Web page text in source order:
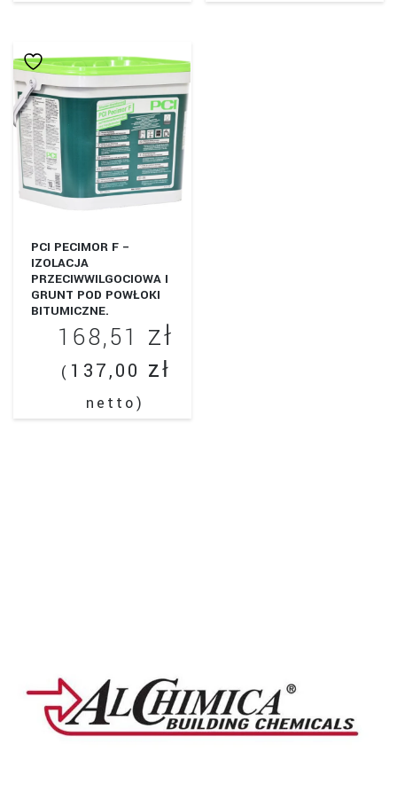
PCI PECIMOR F –
IZOLACJA
PRZECIWWILGOCIOWA I
GRUNT POD POWŁOKI
BITUMICZNE.
OPAKOWANIE 10L.
168,51 zł
( 137,00 zł
netto)